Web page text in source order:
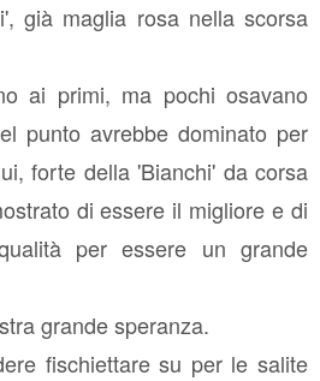
già maglia rosa nella scorsa
ai primi, ma pochi osavano
punto avrebbe dominato per
forte della 'Bianchi' da corsa
di essere il migliore e di
per essere un grande
grande speranza.
fischiettare su per le salite